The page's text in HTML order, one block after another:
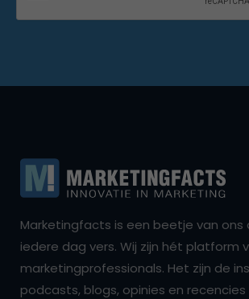
Marketingfacts is een beetje van ons
iedere dag vers. Wij zijn hét platform
marketingprofessionals. Het zijn de
podcasts, blogs, opinies en recencies